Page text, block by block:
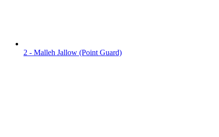
2 - Malleh Jallow (Point Guard)